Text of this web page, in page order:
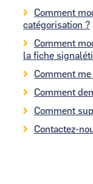
Comment
catégorisation ?
Comment
la fiche
Comment
Comment
Comment
Contactez-